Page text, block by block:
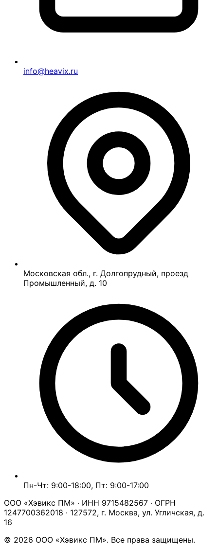
info@heavix.ru
Московская обл., г. Долгопрудный, проезд
Промышленный, д. 10
Пн-Чт: 9:00-18:00, Пт: 9:00-17:00
ООО «Хэвикс ПМ» · ИНН 9715482567 · ОГРН
1247700362018 · 127572, г. Москва, ул. Угличская, д.
16
© 2026 ООО «Хэвикс ПМ». Все права защищены.